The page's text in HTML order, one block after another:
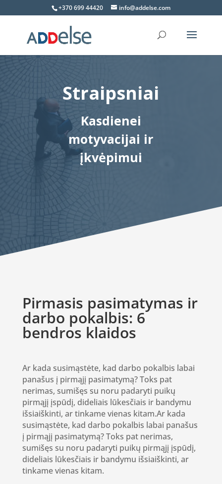
+370 699 44420 info@addelse.com
Straipsniai
Kasdienei
motyvacijai ir
įkvėpimui
Pirmasis pasimatymas ir
darbo pokalbis: 6
bendros klaidos
Ar kada susimąstėte, kad darbo pokalbis labai
panašus į pirmąjį pasimatymą? Toks pat
nerimas, sumišęs su noru padaryti puikų
pirmąjį įspūdį, dideliais lūkesčiais ir bandymu
išsiaiškinti, ar tinkame vienas kitam.Ar kada
susimąstėte, kad darbo pokalbis labai panašus
į pirmąjį pasimatymą? Toks pat nerimas,
sumišęs su noru padaryti puikų pirmąjį įspūdį,
dideliais lūkesčiais ir bandymu išsiaiškinti, ar
tinkame vienas kitam.